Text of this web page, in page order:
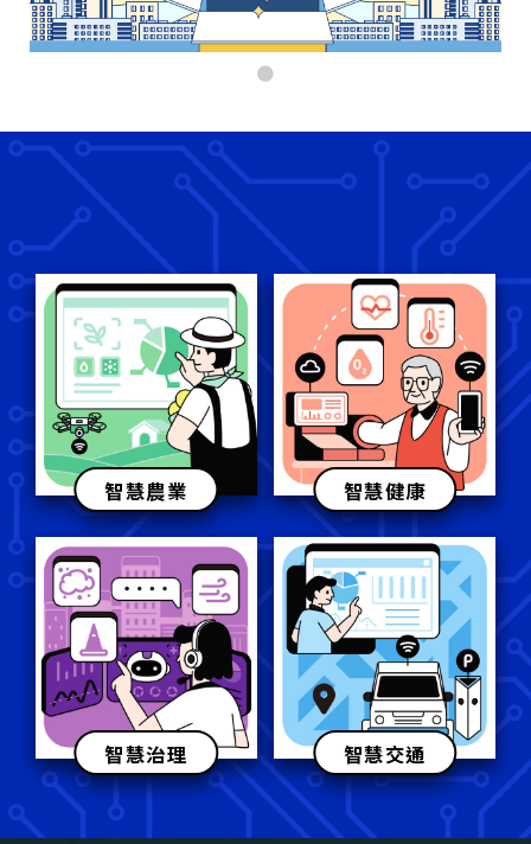
智慧農業​ 智慧健康​
智慧治理​ 智慧交通​